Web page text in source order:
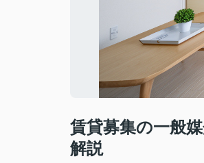
賃貸募集の一般
解説